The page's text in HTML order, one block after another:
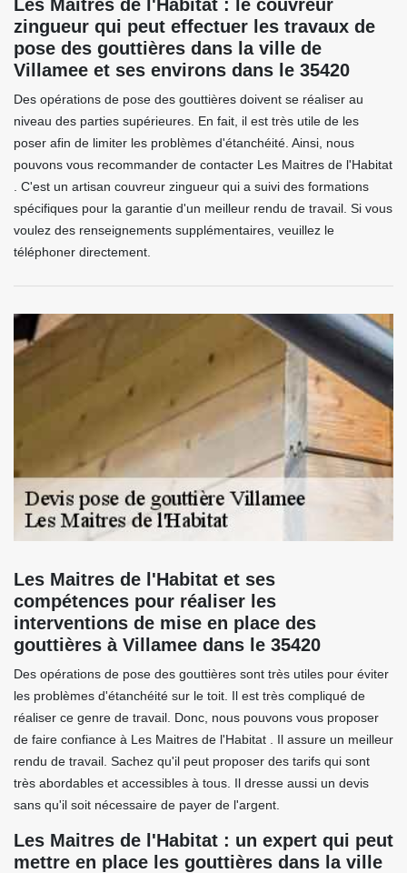
Les Maitres de l'Habitat : le couvreur
zingueur qui peut effectuer les travaux de
pose des gouttières dans la ville de
Villamee et ses environs dans le 35420
Des opérations de pose des gouttières doivent se réaliser au
niveau des parties supérieures. En fait, il est très utile de les
poser afin de limiter les problèmes d'étanchéité. Ainsi, nous
pouvons vous recommander de contacter Les Maitres de l'Habitat
. C'est un artisan couvreur zingueur qui a suivi des formations
spécifiques pour la garantie d'un meilleur rendu de travail. Si vous
voulez des renseignements supplémentaires, veuillez le
téléphoner directement.
Les Maitres de l'Habitat et ses
compétences pour réaliser les
interventions de mise en place des
gouttières à Villamee dans le 35420
Des opérations de pose des gouttières sont très utiles pour éviter
les problèmes d'étanchéité sur le toit. Il est très compliqué de
réaliser ce genre de travail. Donc, nous pouvons vous proposer
de faire confiance à Les Maitres de l'Habitat . Il assure un meilleur
rendu de travail. Sachez qu'il peut proposer des tarifs qui sont
très abordables et accessibles à tous. Il dresse aussi un devis
sans qu'il soit nécessaire de payer de l'argent.
Les Maitres de l'Habitat : un expert qui peut
mettre en place les gouttières dans la ville